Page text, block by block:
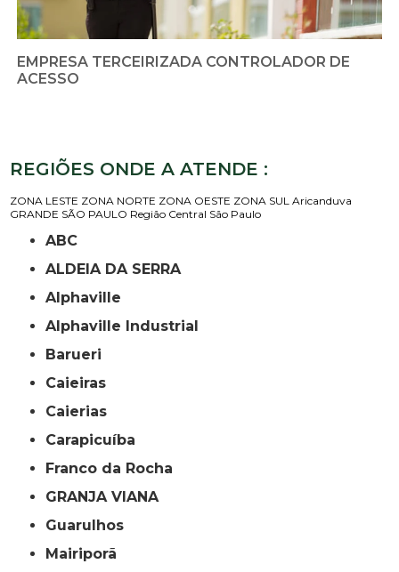
EMPRESA TERCEIRIZADA CONTROLADOR DE
ACESSO
REGIÕES ONDE A ATENDE :
ZONA LESTE ZONA NORTE ZONA OESTE ZONA SUL Aricanduva
GRANDE SÃO PAULO Região Central São Paulo
ABC
ALDEIA DA SERRA
Alphaville
Alphaville Industrial
Barueri
Caieiras
Caierias
Carapicuíba
Franco da Rocha
GRANJA VIANA
Guarulhos
Mairiporã